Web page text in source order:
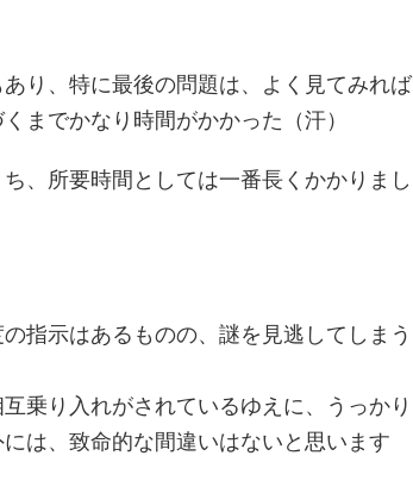
り、特に最後の問題は、よく見てみれば
までかなり時間がかかった（汗）
、所要時間としては一番長くかかりまし
指示はあるものの、謎を見逃してしまう
乗り入れがされているゆえに、うっかり
は、致命的な間違いはないと思います